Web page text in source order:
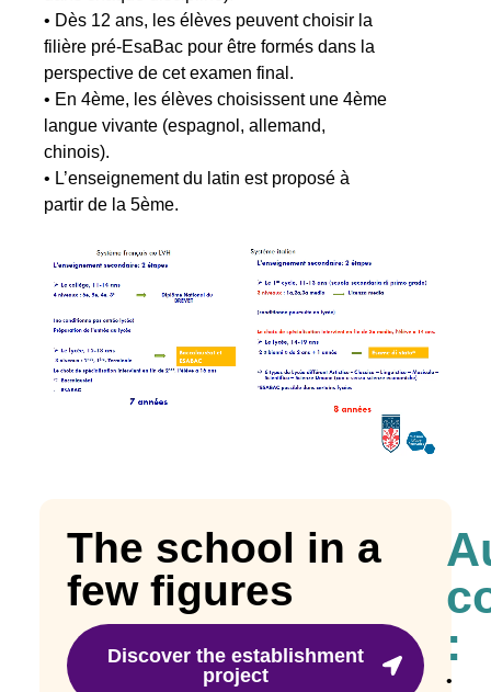
• Dès 12 ans, les élèves peuvent choisir la
filière pré-EsaBac pour être formés dans la
perspective de cet examen final.
• En 4ème, les élèves choisissent une 4ème
langue vivante (espagnol, allemand,
chinois).
• L’enseignement du latin est proposé à
partir de la 5ème.
The school in a
few figures
Discover the establishment
project
:
•